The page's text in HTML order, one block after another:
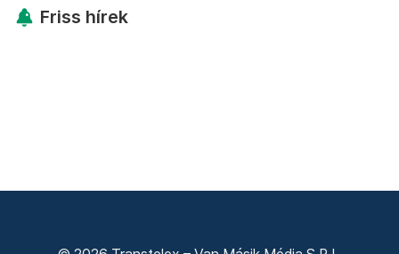
Friss hírek